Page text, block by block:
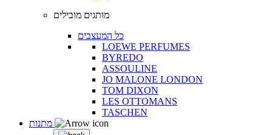
מותגים מובילים
כל המעצבים
LOEWE PERFUMES
BYREDO
ASSOULINE
JO MALONE LONDON
TOM DIXON
LES OTTOMANS
TASCHEN